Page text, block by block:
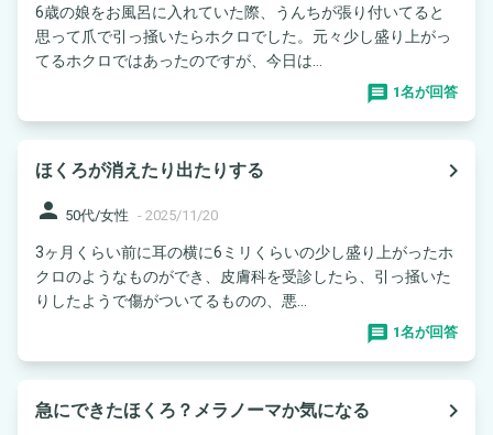
6歳の娘をお風呂に入れていた際、うんちが張り付いてると
思って爪で引っ掻いたらホクロでした。元々少し盛り上がっ
てるホクロではあったのですが、今日は...
1名が回答
ほくろが消えたり出たりする
navigate_next
person 50代/女性 - 2025/11/20
3ヶ月くらい前に耳の横に6ミリくらいの少し盛り上がったホ
クロのようなものができ、皮膚科を受診したら、引っ掻いた
りしたようで傷がついてるものの、悪...
1名が回答
急にできたほくろ？メラノーマか気になる
navigate_next